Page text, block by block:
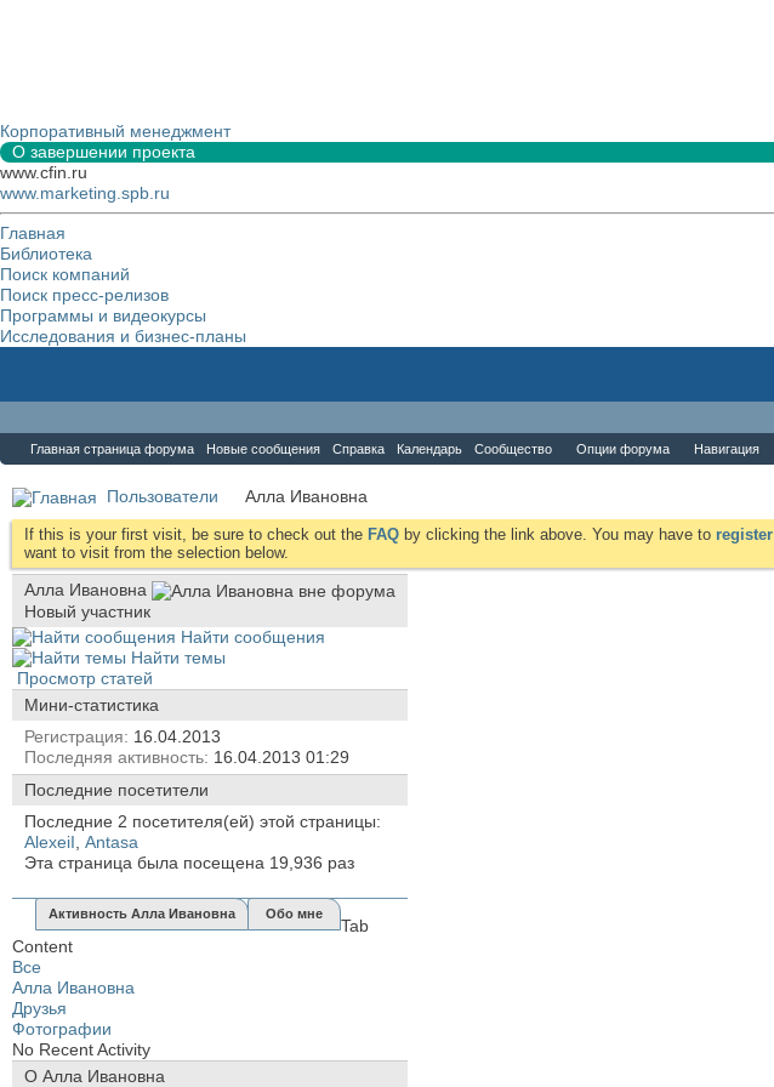
Корпоративный менеджмент
О завершении проекта
www.cfin.ru
www.marketing.spb.ru
Главная
Библиотека
Поиск компаний
Поиск пресс-релизов
Программы и видеокурсы
Исследования и бизнес-планы
Главная страница форума Новые сообщения Справка Календарь Сообщество Опции форума Навигация
Пользователи Алла Ивановна
If this is your first visit, be sure to check out the FAQ by clicking the link above. You may have to register
want to visit from the selection below.
Алла Ивановна
Новый участник
Найти сообщения
Найти темы
Просмотр статей
Мини-статистика
Регистрация
16.04.2013
Последняя активность 16.04.2013 01:29
Последние посетители
Последние 2 посетителя(ей) этой страницы:
AlexeiI Antasa
Эта страница была посещена 19,936 раз
Активность Алла Ивановна Обо мне
Tab
Content
Все
Алла Ивановна
Друзья
Фотографии
No Recent Activity
О Алла Ивановна